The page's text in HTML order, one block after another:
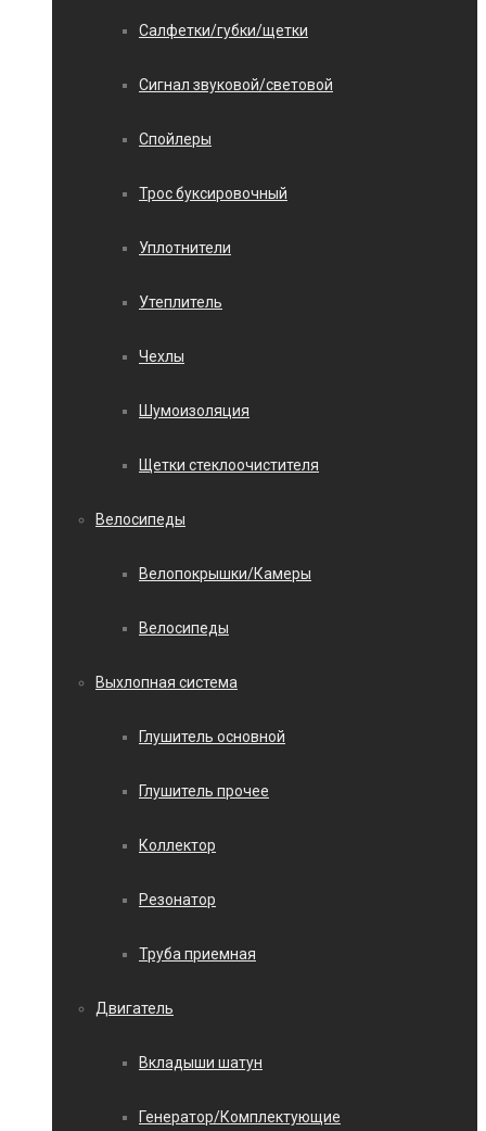
Салфетки/губки/щетки
Сигнал звуковой/световой
Спойлеры
Трос буксировочный
Уплотнители
Утеплитель
Чехлы
Шумоизоляция
Щетки стеклоочистителя
Велосипеды
Велопокрышки/Камеры
Велосипеды
Выхлопная система
Глушитель основной
Глушитель прочее
Коллектор
Резонатор
Труба приемная
Двигатель
Вкладыши шатун
Генератор/Комплектующие